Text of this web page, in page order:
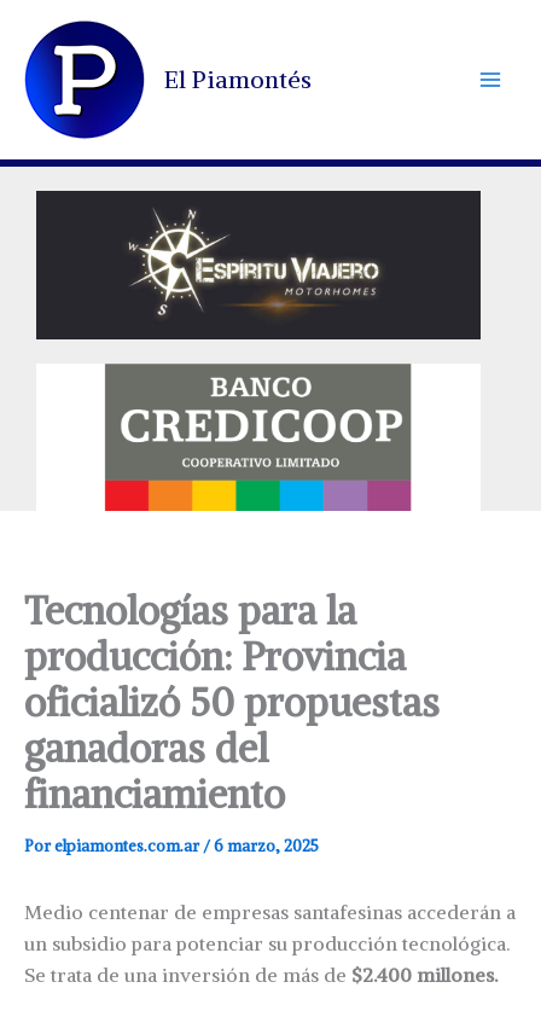
contenido
El Piamontés
Tecnologías para la
producción: Provincia
oficializó 50 propuestas
ganadoras del
financiamiento
Porelpiamontes.com.ar/6 marzo, 2025
Medio centenar de empresas santafesinas accederán a
un subsidio para potenciar su producción tecnológica.
Se trata de una inversión de más de $2.400 millones.